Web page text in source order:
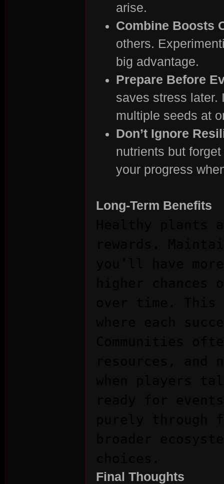
arise.
Combine Boosts
others.
big advantage.
Prepare Before
saves stress later.
multiple seeds at
Don’t Ignore
nutrients but
your progress
Long-Term Benefits
Final Thoughts